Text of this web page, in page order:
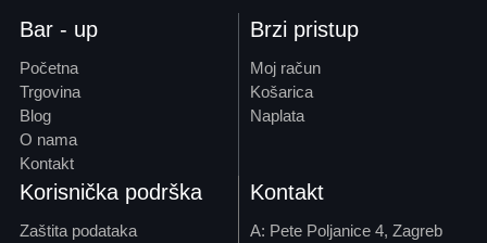
Bar - up
Početna
Trgovina
Blog
O nama
Kontakt
Brzi pristup
Moj račun
Košarica
Naplata
Korisnička podrška
Zaštita podataka
Kontakt
A: Pete Poljanice 4, Zagreb